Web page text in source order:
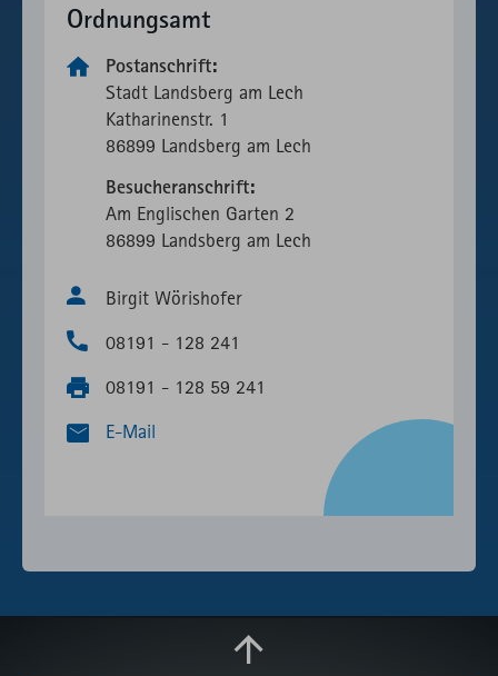
Ordnungsamt
Postanschrift:
Stadt Landsberg am Lech
Katharinen­­str. 1
86899 Landsberg am Lech
Besucheranschrift:
Am Englischen Garten 2
86899 Landsberg am Lech
Birgit Wörishofer
08191 - 128 241
08191 - 128 59 241
E-Mail